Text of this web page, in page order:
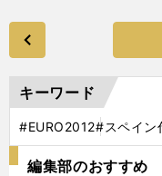
キーワード
#EURO2012#スペイン
編集部のおすすめ